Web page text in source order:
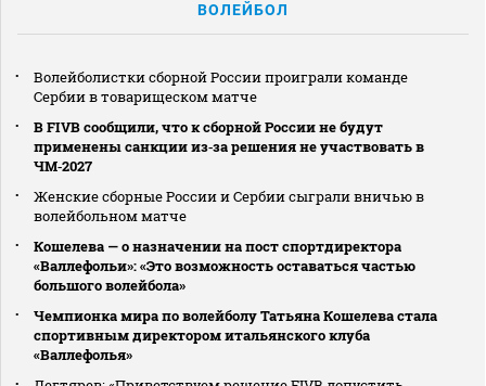
ВОЛЕЙБОЛ
Волейболистки сборной России проиграли команде
Сербии в товарищеском матче
В FIVB сообщили, что к сборной России не будут
применены санкции из‑за решения не участвовать в
ЧМ‑2027
Женские сборные России и Сербии сыграли вничью в
волейбольном матче
Кошелева — о назначении на пост спортдиректора
«Валлефольи»: «Это возможность оставаться частью
большого волейбола»
Чемпионка мира по волейболу Татьяна Кошелева стала
спортивным директором итальянского клуба
«Валлефолья»